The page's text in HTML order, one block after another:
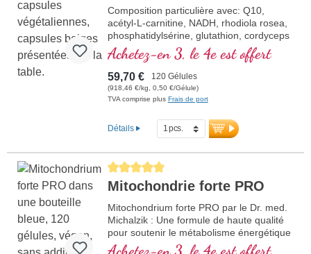
Composition particulière avec: Q10,
acétyl-L-carnitine, NADH, rhodiola rosea,
phosphatidylsérine, glutathion, cordyceps
et cuivre, qui contribue à normaliser le
métabolisme pour un gain d'énergie (sous
la forme d'ATP dans la chaine de
respiration cellula
Achetez-en 3, le 4e est offert
59,70 € 120 Gélules
(918,46 €/kg, 0,50 €/Gélule)
TVA comprise plus Frais de port
Détails
Average rating of 5 out of 5 stars
Mitochondrie forte PRO
Mitochondrium forte PRO par le Dr. med.
Michalzik : Une formule de haute qualité
pour soutenir le métabolisme énergétique
et la santé cellulaire. Elle comprend du
Achetez-en 3, le 4e est offert